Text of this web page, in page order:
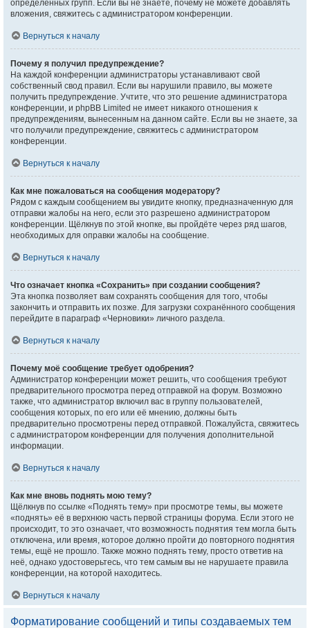
определённых групп. Если вы не знаете, почему не можете добавлять
вложения, свяжитесь с администратором конференции.
Вернуться к началу
Почему я получил предупреждение?
На каждой конференции администраторы устанавливают свой
собственный свод правил. Если вы нарушили правило, вы можете
получить предупреждение. Учтите, что это решение администратора
конференции, и phpBB Limited не имеет никакого отношения к
предупреждениям, вынесенным на данном сайте. Если вы не знаете, за
что получили предупреждение, свяжитесь с администратором
конференции.
Вернуться к началу
Как мне пожаловаться на сообщения модератору?
Рядом с каждым сообщением вы увидите кнопку, предназначенную для
отправки жалобы на него, если это разрешено администратором
конференции. Щёлкнув по этой кнопке, вы пройдёте через ряд шагов,
необходимых для оправки жалобы на сообщение.
Вернуться к началу
Что означает кнопка «Сохранить» при создании сообщения?
Эта кнопка позволяет вам сохранять сообщения для того, чтобы
закончить и отправить их позже. Для загрузки сохранённого сообщения
перейдите в параграф «Черновики» личного раздела.
Вернуться к началу
Почему моё сообщение требует одобрения?
Администратор конференции может решить, что сообщения требуют
предварительного просмотра перед отправкой на форум. Возможно
также, что администратор включил вас в группу пользователей,
сообщения которых, по его или её мнению, должны быть
предварительно просмотрены перед отправкой. Пожалуйста, свяжитесь
с администратором конференции для получения дополнительной
информации.
Вернуться к началу
Как мне вновь поднять мою тему?
Щёлкнув по ссылке «Поднять тему» при просмотре темы, вы можете
«поднять» её в верхнюю часть первой страницы форума. Если этого не
происходит, то это означает, что возможность поднятия тем могла быть
отключена, или время, которое должно пройти до повторного поднятия
темы, ещё не прошло. Также можно поднять тему, просто ответив на
неё, однако удостоверьтесь, что тем самым вы не нарушаете правила
конференции, на которой находитесь.
Вернуться к началу
Форматирование сообщений и типы создаваемых тем